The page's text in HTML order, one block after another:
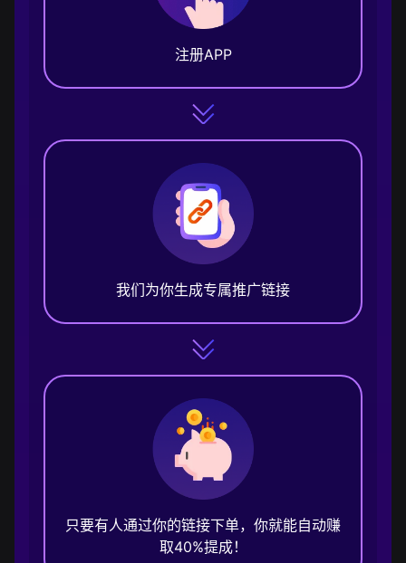
注册APP
我们为你生成专属推广链接
只要有人通过你的链接下单，你就能自动赚
取40%提成！